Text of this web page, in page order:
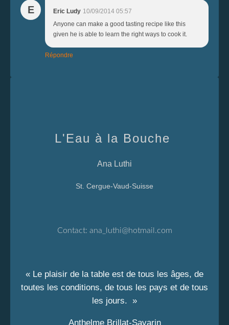
E Eric Ludy 10/09/2014 05:57
Anyone can make a good tasting recipe like this
given he is able to learn the right ways to cook it.
Répondre
L'Eau à la Bouche
Ana Luthi
St. Cergue-Vaud-Suisse
Contact: ana_luthi@hotmail.com
« Le plaisir de la table est de tous les âges, de
toutes les conditions, de tous les pays et de tous
les jours. »
Anthelme Brillat-Savarin